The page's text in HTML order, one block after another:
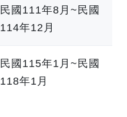
民國111年8月~民國
114年12月
民國115年1月~民國
118年1月